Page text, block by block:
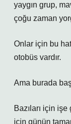
yaygın grup,
çoğu zaman
Onlar için bu
otobüs vardır.
Ama burada
Bazıları için
için günün